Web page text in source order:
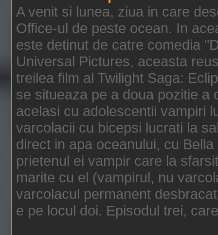
A venit si lunea, ziua in care
Office-ul de peste ocean. In
este detinut de catre comedia
Universal Pictures, aceasta
treilea film al Twilight Saga:
se situeaza pe a doua pozitie a
acelasi cu adolescentii vampiri
varcolacii cu bicepsi lucrati la
direct in apa oceanului, cu
prietenul ei vampir care la
marite cu el (vampirul, nu
varcolacul permanent
e pe locul doi. Episodul trei,